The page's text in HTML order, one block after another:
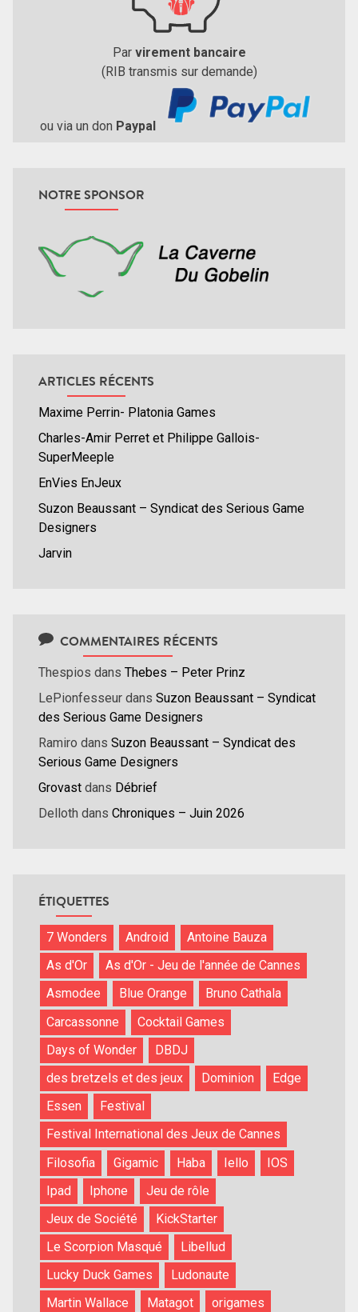
Par virement bancaire
(RIB transmis sur demande)
ou via un don Paypal
NOTRE SPONSOR
ARTICLES RÉCENTS
Maxime Perrin- Platonia Games
Charles-Amir Perret et Philippe Gallois-
SuperMeeple
EnVies EnJeux
Suzon Beaussant – Syndicat des Serious Game
Designers
Jarvin
COMMENTAIRES RÉCENTS
Thespios dans Thebes – Peter Prinz
LePionfesseur dans Suzon Beaussant – Syndicat
des Serious Game Designers
Ramiro dans Suzon Beaussant – Syndicat des
Serious Game Designers
Grovast dans Débrief
Delloth dans Chroniques – Juin 2026
ÉTIQUETTES
7 Wonders Android
Antoine Bauza
As d'Or
As d'Or - Jeu de l'année de Cannes
Asmodee
Blue Orange
Bruno Cathala
Carcassonne
Cocktail Games
Days of Wonder
DBDJ
des bretzels et des jeux
Dominion
Edge
Essen
Festival
Festival International des Jeux de Cannes
Filosofia
Gigamic Haba Iello
IOS
Ipad
Iphone
Jeu de rôle
Jeux de Société
KickStarter
Le Scorpion Masqué
Libellud
Lucky Duck Games
Ludonaute
Martin Wallace
Matagot
origames